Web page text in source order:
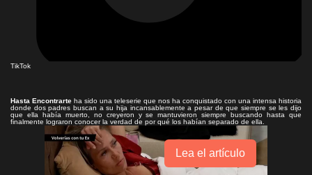
TikTok
Hasta Encontrarte ha sido una teleserie que nos ha conquistado con una intensa historia
donde dos padres buscan a su hija incansablemente a pesar de que siempre se les dijo
que ella había muerto, no creyeron y se mantuvieron siempre buscando hasta que
finalmente lograron conocer la verdad de por qué los habían separado de ella.
Lea el artículo